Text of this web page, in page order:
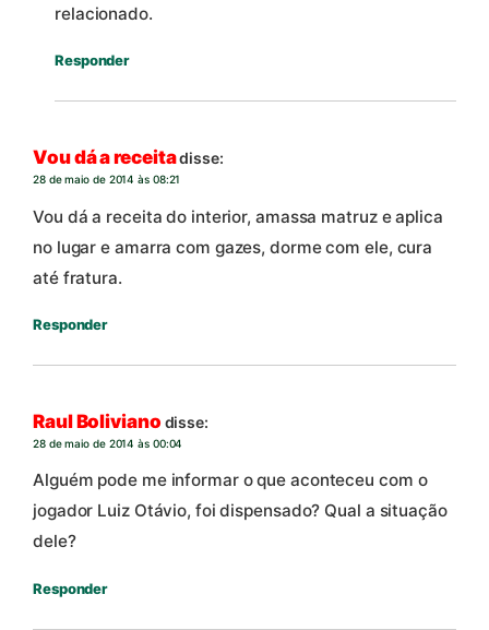
relacionado.
Responder
Vou dá a receitadisse:
28 de maio de 2014 às 08:21
Vou dá a receita do interior, amassa matruz e aplica
no lugar e amarra com gazes, dorme com ele, cura
até fratura.
Responder
Raul Boliviano disse:
28 de maio de 2014 às 00:04
Alguém pode me informar o que aconteceu com o
jogador Luiz Otávio, foi dispensado? Qual a situação
dele?
Responder